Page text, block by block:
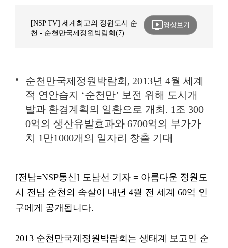
[NSP TV] 세계최고의 정원도시 순
천 - 순천만국제정원박람회(7)
ondemand_video영상보기
순천만국제정원박람회, 2013년 4월 세계
적 연안습지 ‘순천만’ 보전 위해 도시개
발과 환경계획의 일환으로 개최. 1조 300
0억의 생산유발효과와 6700억의 부가가
치 1만1000개의 일자리 창출 기대
[전남=NSP통신] 도남선 기자 = 아름다운 정원도
시 전남 순천의 속살이 내년 4월 전 세계 60억 인
구에게 공개됩니다.
2013 순천만국제정원박람회는 생태계 보고인 순